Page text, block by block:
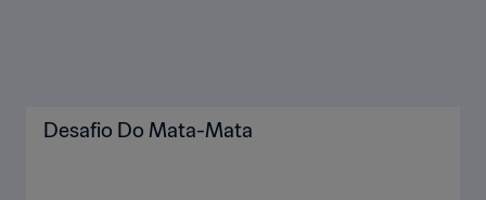
Desafio Do Mata-Mata